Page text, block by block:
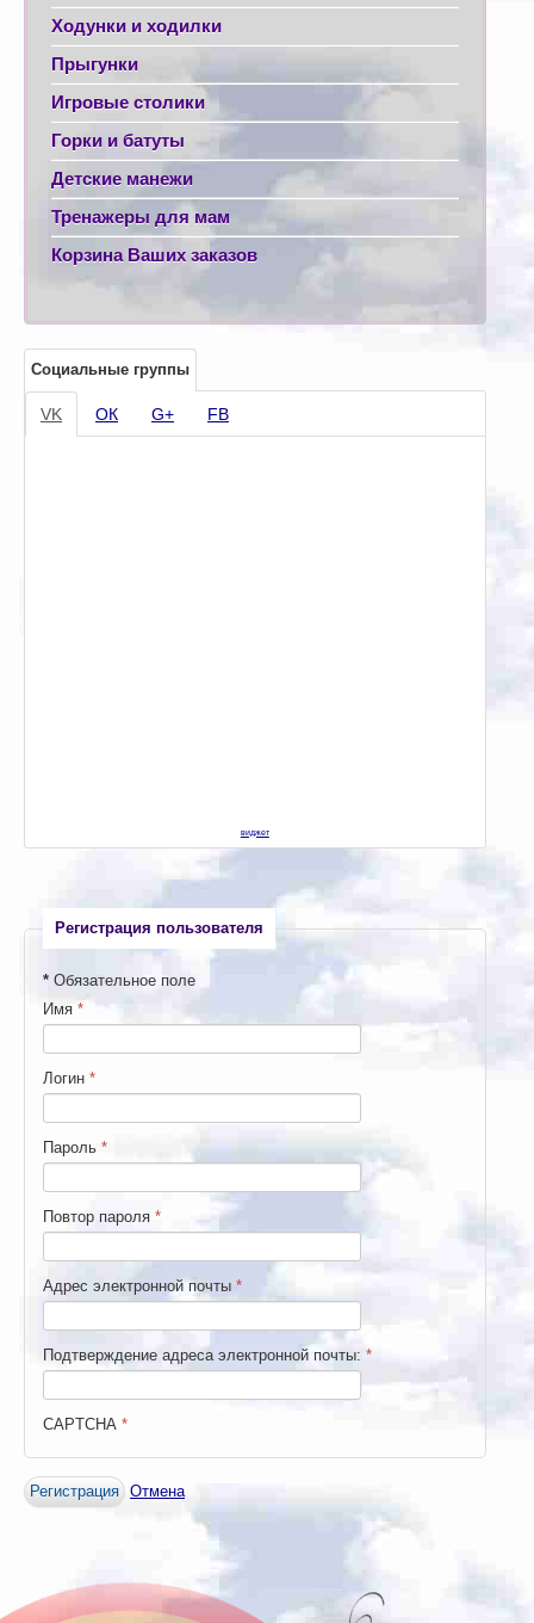
Ходунки и ходилки
Прыгунки
Игровые столики
Горки и батуты
Детские манежи
Тренажеры для мам
Корзина Ваших заказов
Социальные группы
VK ОК G+ FB
виджет
Регистрация пользователя
* Обязательное поле
Имя *
Логин *
Пароль *
Повтор пароля *
Адрес электронной почты *
Подтверждение адреса электронной почты: *
CAPTCHA *
Регистрация Отмена